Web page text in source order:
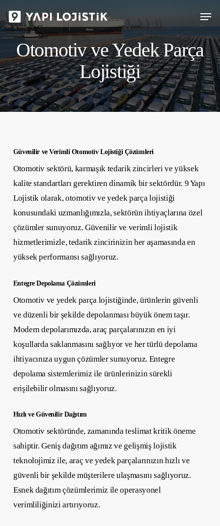
to
main
content
Menu
Otomotiv ve Yedek Parça
Lojistiği
Güvenilir ve Verimli Otomotiv Lojistiği Çözümleri
Otomotiv sektörü, karmaşık tedarik zincirleri ve yüksek
kalite standartları gerektiren dinamik bir sektördür. 9 Yapı
Lojistik olarak, otomotiv ve yedek parça lojistiği
konusundaki uzmanlığımızla, sektörün ihtiyaçlarına özel
çözümler sunuyoruz. Güvenilir ve verimli lojistik
hizmetlerimizle, tedarik zincirinizin her aşamasında en
yüksek performansı sağlıyoruz.
Entegre Depolama Çözümleri
Otomotiv ve yedek parça lojistiğinde, ürünlerin güvenli
ve düzenli bir şekilde depolanması büyük önem taşır.
Modern depolarımızda, araç parçalarınızın en iyi
koşullarda saklanmasını sağlıyor ve her türlü depolama
ihtiyacınıza uygun çözümler sunuyoruz. Entegre
depolama sistemlerimiz ile ürünlerinizin sürekli
erişilebilir olmasını sağlıyoruz.
Hızlı ve Güvenilir Dağıtım
Otomotiv sektöründe, zamanında teslimat kritik öneme
sahiptir. Geniş dağıtım ağımız ve gelişmiş lojistik
teknolojimiz ile, araç ve yedek parçalarınızın hızlı ve
güvenli bir şekilde müşterilere ulaşmasını sağlıyoruz.
Esnek dağıtım çözümlerimiz ile operasyonel
verimliliğinizi artırıyoruz.